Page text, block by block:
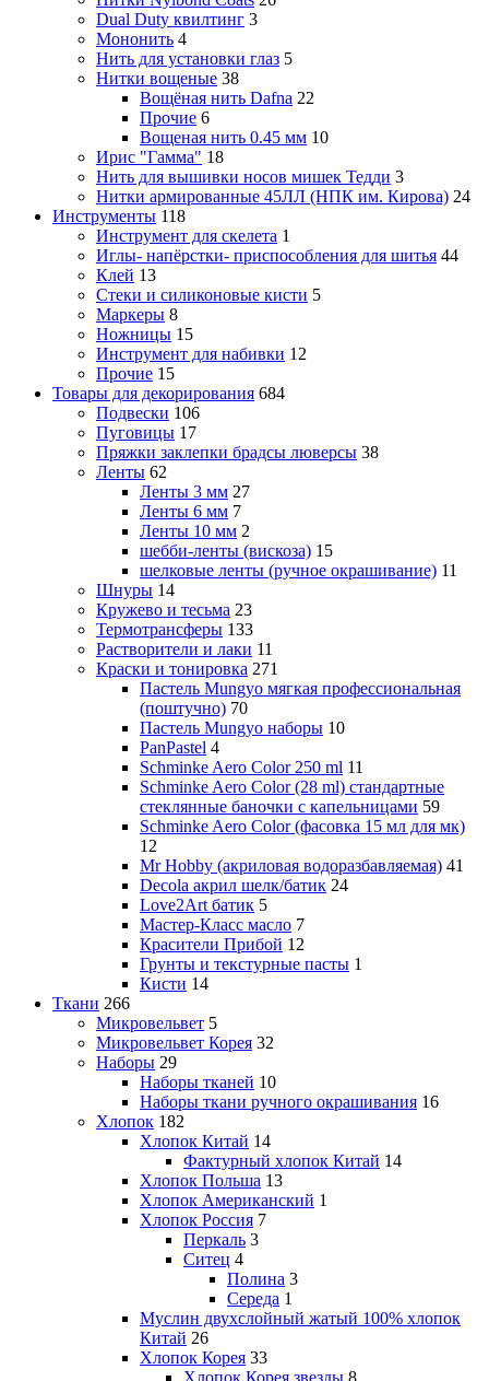
Dual Duty квилтинг 3
Мононить 4
Нить для установки глаз 5
Нитки вощеные 38
Вощёная нить Dafna 22
Прочие 6
Вощеная нить 0.45 мм 10
Ирис "Гамма" 18
Нить для вышивки носов мишек Тедди 3
Нитки армированные 45ЛЛ (НПК им. Кирова) 24
Инструменты 118
Инструмент для скелета 1
Иглы- напёрстки- приспособления для шитья 44
Клей 13
Стеки и силиконовые кисти 5
Маркеры 8
Ножницы 15
Инструмент для набивки 12
Прочие 15
Товары для декорирования 684
Подвески 106
Пуговицы 17
Пряжки заклепки брадсы люверсы 38
Ленты 62
Ленты 3 мм 27
Ленты 6 мм 7
Ленты 10 мм 2
шебби-ленты (вискоза) 15
шелковые ленты (ручное окрашивание) 11
Шнуры 14
Кружево и тесьма 23
Термотрансферы 133
Растворители и лаки 11
Краски и тонировка 271
Пастель Mungyo мягкая профессиональная
(поштучно) 70
Пастель Mungyo наборы 10
PanPastel 4
Schminke Aero Color 250 ml 11
Schminke Aero Color (28 ml) стандартные
стеклянные баночки с капельницами 59
Schminke Aero Color (фасовка 15 мл для мк)
12
Mr Hobby (акриловая водоразбавляемая) 41
Decola акрил шелк/батик 24
Love2Art батик 5
Мастер-Класс масло 7
Красители Прибой 12
Грунты и текстурные пасты 1
Кисти 14
Ткани 266
Микровельвет 5
Микровельвет Корея 32
Наборы 29
Наборы тканей 10
Наборы ткани ручного окрашивания 16
Хлопок 182
Хлопок Китай 14
Фактурный хлопок Китай 14
Хлопок Польша 13
Хлопок Американский 1
Хлопок Россия 7
Перкаль 3
Ситец 4
Полина 3
Середа 1
Муслин двухслойный жатый 100% хлопок
Китай 26
Хлопок Корея 33